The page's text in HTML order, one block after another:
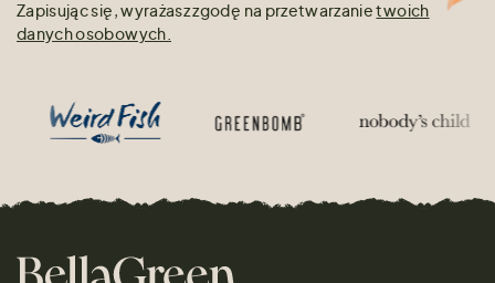
Zapisując się, wyrażasz zgodę na przetwarzanietwoich
danych osobowych.